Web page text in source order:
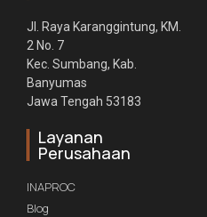
Jl. Raya Karanggintung, KM.
2 No. 7
Kec. Sumbang, Kab.
Banyumas
Jawa Tengah 53183
Layanan
Perusahaan
INAPROC
Blog